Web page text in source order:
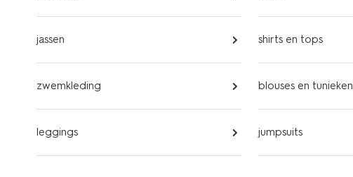
jassen shirts en tops
zwemkleding blouses en tunieken
leggings jumpsuits